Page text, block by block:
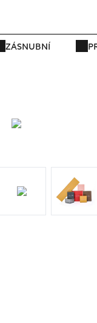
ZÁSNUBNÍ